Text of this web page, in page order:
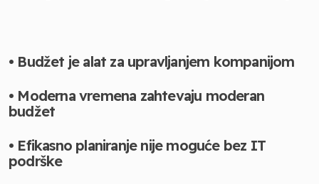
• Budžet je alat za upravljanjem kompanijom
• Moderna vremena zahtevaju moderan
budžet
• Efikasno planiranje nije moguće bez IT
podrške